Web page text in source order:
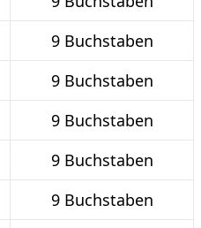
9 Buchstaben
9 Buchstaben
9 Buchstaben
9 Buchstaben
9 Buchstaben